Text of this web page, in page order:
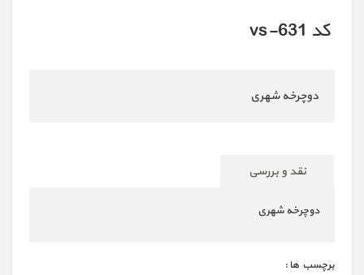
کد vs-631
دوچرخه شهری
نقد و بررسی
دوچرخه شهری
برچسب ها :